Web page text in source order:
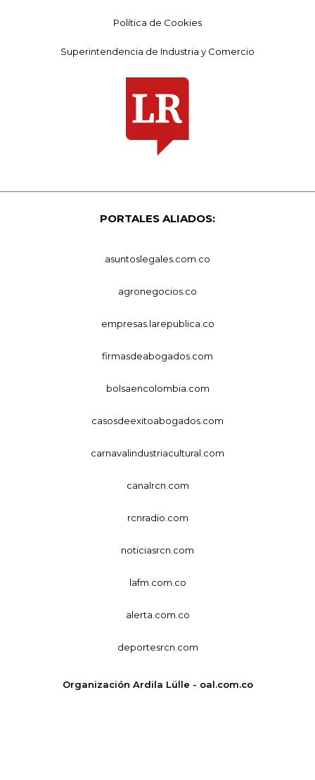
Política de Cookies
Superintendencia de Industria y Comercio
PORTALES ALIADOS:
asuntoslegales.com.co
agronegocios.co
empresas.larepublica.co
firmasdeabogados.com
bolsaencolombia.com
casosdeexitoabogados.com
carnavalindustriacultural.com
canalrcn.com
rcnradio.com
noticiasrcn.com
lafm.com.co
alerta.com.co
deportesrcn.com
Organización Ardila Lülle - oal.com.co